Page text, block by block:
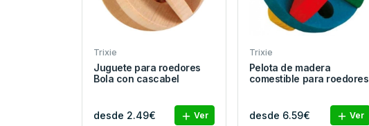
Trixie
Juguete para roedores
Bola con cascabel
desde 2.49€ Ver
Trixie
Pelota de madera
comestible para roedores
desde 6.59€ Ver